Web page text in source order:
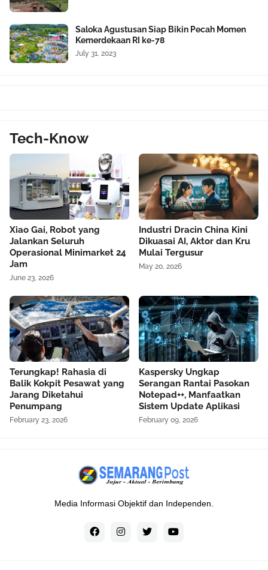
Saloka Agustusan Siap Bikin Pecah Momen
Kemerdekaan RI ke-78
July 31, 2023
Tech-Know
Xiao Gai, Robot yang
Jalankan Seluruh
Operasional Minimarket 24
Jam
June 23, 2026
Industri Dracin China Kini
Dikuasai AI, Aktor dan Kru
Mulai Tergusur
May 20, 2026
Terungkap! Rahasia di
Balik Kokpit Pesawat yang
Jarang Diketahui
Penumpang
February 23, 2026
Kaspersky Ungkap
Serangan Rantai Pasokan
Notepad++, Manfaatkan
Sistem Update Aplikasi
February 09, 2026
Media Informasi Objektif dan Independen.